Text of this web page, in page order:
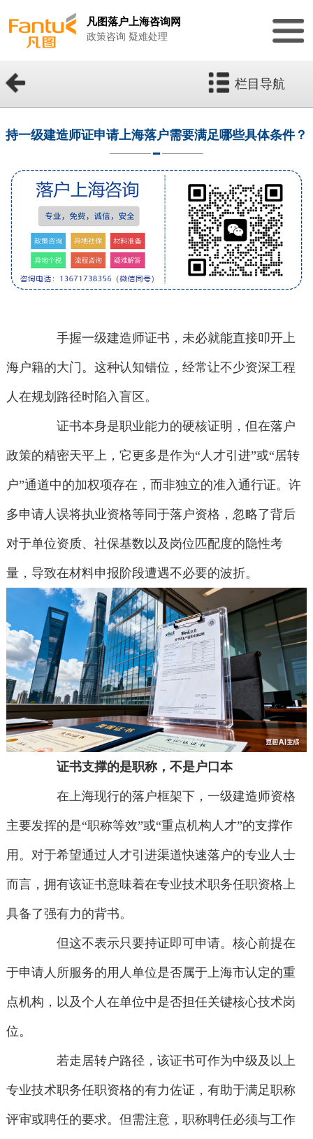
凡图落户上海咨询网
政策咨询 疑难处理
栏目导航
持一级建造师证申请上海落户需要满足哪些具体条件？
手握一级建造师证书，未必就能直接叩开上
海户籍的大门。这种认知错位，经常让不少资深工程
人在规划路径时陷入盲区。
证书本身是职业能力的硬核证明，但在落户
政策的精密天平上，它更多是作为“人才引进”或“居转
户”通道中的加权项存在，而非独立的准入通行证。许
多申请人误将执业资格等同于落户资格，忽略了背后
对于单位资质、社保基数以及岗位匹配度的隐性考
量，导致在材料申报阶段遭遇不必要的波折。
证书支撑的是职称，不是户口本
在上海现行的落户框架下，一级建造师资格
主要发挥的是“职称等效”或“重点机构人才”的支撑作
用。对于希望通过人才引进渠道快速落户的专业人士
而言，拥有该证书意味着在专业技术职务任职资格上
具备了强有力的背书。
但这不表示只要持证即可申请。核心前提在
于申请人所服务的用人单位是否属于上海市认定的重
点机构，以及个人在单位中是否担任关键核心技术岗
位。
若走居转户路径，该证书可作为中级及以上
专业技术职务任职资格的有力佐证，有助于满足职称
评审或聘任的要求。但需注意，职称聘任必须与工作